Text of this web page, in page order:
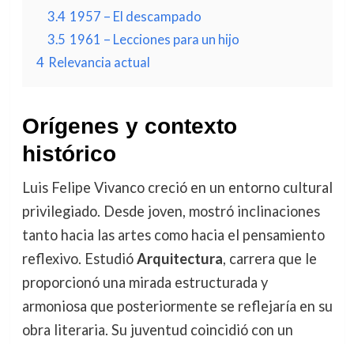
3.4 1957 – El descampado
3.5 1961 – Lecciones para un hijo
4 Relevancia actual
Orígenes y contexto
histórico
Luis Felipe Vivanco creció en un entorno cultural
privilegiado. Desde joven, mostró inclinaciones
tanto hacia las artes como hacia el pensamiento
reflexivo. EstudióArquitectura, carrera que le
proporcionó una mirada estructurada y
armoniosa que posteriormente se reflejaría en su
obra literaria. Su juventud coincidió con un